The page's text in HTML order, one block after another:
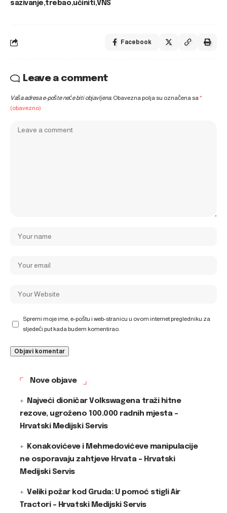
sazivanje trebao učiniti VNS
Facebook
Leave a comment
Vaša adresa e-pošte neće biti objavljena. Obavezna polja su označena sa*
(obavezno)
Spremi moje ime, e-poštu i web-stranicu u ovom internet pregledniku za
sljedeći put kada budem komentirao.
Nove objave
Najveći dioničar Volkswagena traži hitne
rezove, ugroženo 100.000 radnih mjesta –
Hrvatski Medijski Servis
Konakovićeve i Mehmedovićeve manipulacije
ne osporavaju zahtjeve Hrvata – Hrvatski
Medijski Servis
Veliki požar kod Gruda: U pomoć stigli Air
Tractori – Hrvatski Medijski Servis